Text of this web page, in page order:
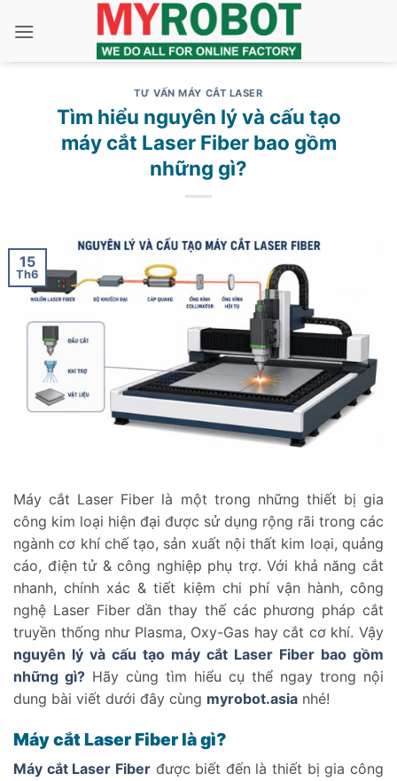
qua
TƯ VẤN MÁY CẮT LASER
Tìm hiểu nguyên lý và cấu tạo
máy cắt Laser Fiber bao gồm
những gì?
15
Th6
Máy cắt Laser Fiber là một trong những thiết bị gia
công kim loại hiện đại được sử dụng rộng rãi trong các
ngành cơ khí chế tạo, sản xuất nội thất kim loại, quảng
cáo, điện tử & công nghiệp phụ trợ. Với khả năng cắt
nhanh, chính xác & tiết kiệm chi phí vận hành, công
nghệ Laser Fiber dần thay thế các phương pháp cắt
truyền thống như Plasma, Oxy-Gas hay cắt cơ khí. Vậy
nguyên lý và cấu tạo máy cắt Laser Fiber bao gồm
những gì? Hãy cùng tìm hiểu cụ thể ngay trong nội
dung bài viết dưới đây cùng myrobot.asia nhé!
Máy cắt Laser Fiber là gì?
Máy cắt Laser Fiberđược biết đến là thiết bị gia công